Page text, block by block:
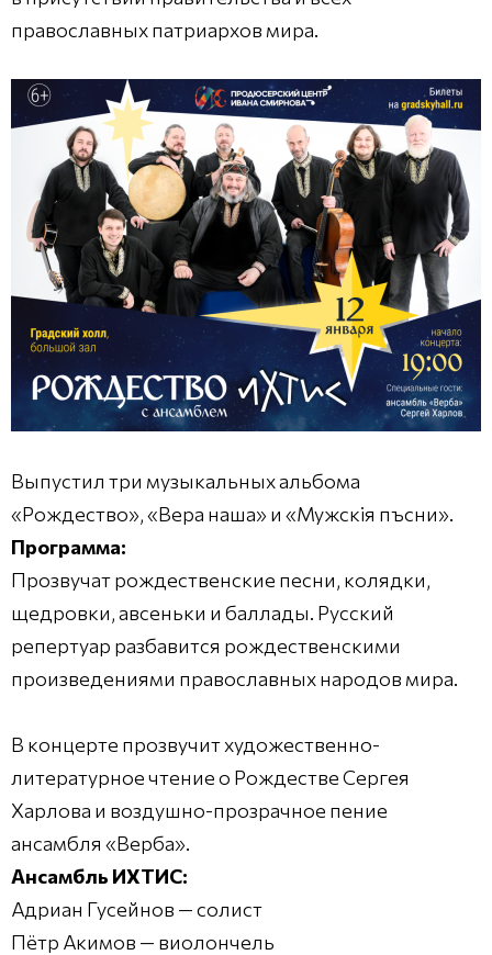
православных патриархов мира.
Выпустил три музыкальных альбома
«Рождество», «Вера наша» и «Мужскiя пъсни».
Программа:
Прозвучат рождественские песни, колядки,
щедровки, авсеньки и баллады. Русский
репертуар разбавится рождественскими
произведениями православных народов мира.
В концерте прозвучит художественно-
литературное чтение о Рождестве Сергея
Харлова и воздушно-прозрачное пение
ансамбля «Верба».
Ансамбль ИХТИС:
Адриан Гусейнов — солист
Пётр Акимов — виолончель